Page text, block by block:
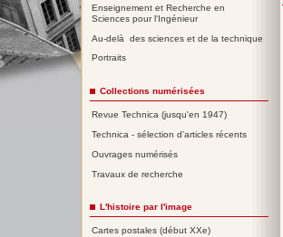
Enseignement et Recherche en
Sciences pour l'Ingénieur
Au-delà des sciences et de la technique
Portraits
Collections numérisées
Revue Technica (jusqu'en 1947)
Technica - sélection d'articles récents
Ouvrages numérisés
Travaux de recherche
L'histoire par l'image
Cartes postales (début XXe)